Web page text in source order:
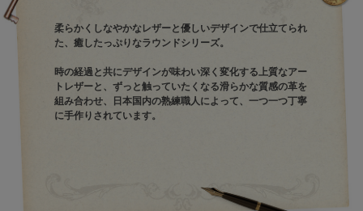
柔らかくしなやかなレザーと優しいデザインで仕立てられ
た、癒したっぷりなラウンドシリーズ。
時の経過と共にデザインが味わい深く変化する上質なアー
トレザーと、ずっと触っていたくなる滑らかな質感の革を
組み合わせ、日本国内の熟練職人によって、一つ一つ丁寧
に手作りされています。